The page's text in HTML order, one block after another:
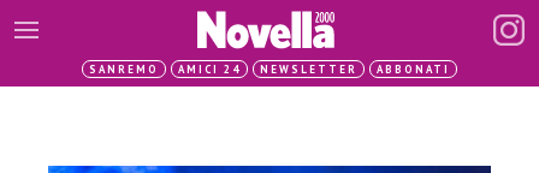
SANREMO AMICI 24 NEWSLETTER ABBONATI